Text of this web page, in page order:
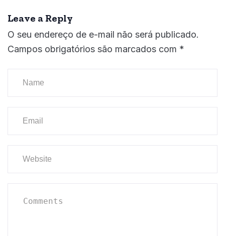
Leave a Reply
O seu endereço de e-mail não será publicado.
Campos obrigatórios são marcados com *